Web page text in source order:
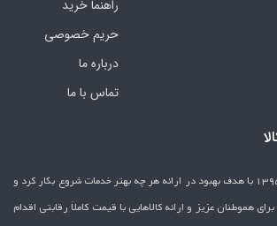
راهنما خرید
حریم خصوصی
درباره ما
تماس با ما
مجموعه کانسپت از سال 1395 با هدف بهبود در ارائه هر چه بهتر خدمات شروع بکار کرد و
هموطنان عزیز و ارائه کالاهایی با قیمت کاملاَ رقابتی اقدام